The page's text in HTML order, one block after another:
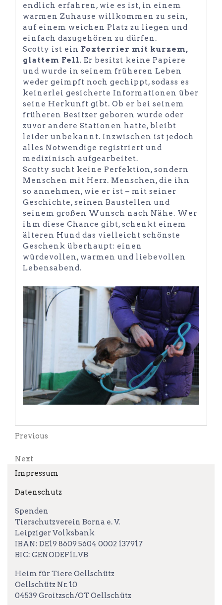
endlich erfahren, wie es ist, in einem
warmen Zuhause willkommen zu sein,
auf einem weichen Platz zu liegen und
einfach dazugehören zu dürfen.
Scotty ist ein Foxterrier mit kurzem,
glattem Fell. Er besitzt keine Papiere
und wurde in seinem früheren Leben
weder geimpft noch gechippt, sodass es
keinerlei gesicherte Informationen über
seine Herkunft gibt. Ob er bei seinem
früheren Besitzer geboren wurde oder
zuvor andere Stationen hatte, bleibt
leider unbekannt. Inzwischen ist jedoch
alles Notwendige registriert und
medizinisch aufgearbeitet.
Scotty sucht keine Perfektion, sondern
Menschen mit Herz. Menschen, die ihn
so annehmen, wie er ist – mit seiner
Geschichte, seinen Baustellen und
seinem großen Wunsch nach Nähe. Wer
ihm diese Chance gibt, schenkt einem
älteren Hund das vielleicht schönste
Geschenk überhaupt: einen
würdevollen, warmen und liebevollen
Lebensabend.
Beitragsnavigation
Previous
Previous
Next
Post
Next
Impressum
Datenschutz
Spenden
Tierschutzverein Borna e. V.
Leipziger Volksbank
IBAN: DE19 8609 5604 0002 137917
BIC: GENODEF1LVB
Heim für Tiere Oellschütz
Oellschütz Nr. 10
04539 Groitzsch/OT Oellschütz